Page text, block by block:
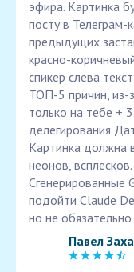
эфира. Картинка
посту в
предыдущих
красно-
спикер слева
ТОП-5 причин, из-
только на тебе +
делегирования
Картинка должна
неонов,
Сгенерированные
подойти Claude
но не обязательно
Павел